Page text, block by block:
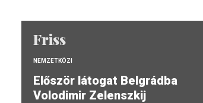
Friss
NEMZETKÖZI
Először látogat Belgrádba
Volodimir Zelenszkij